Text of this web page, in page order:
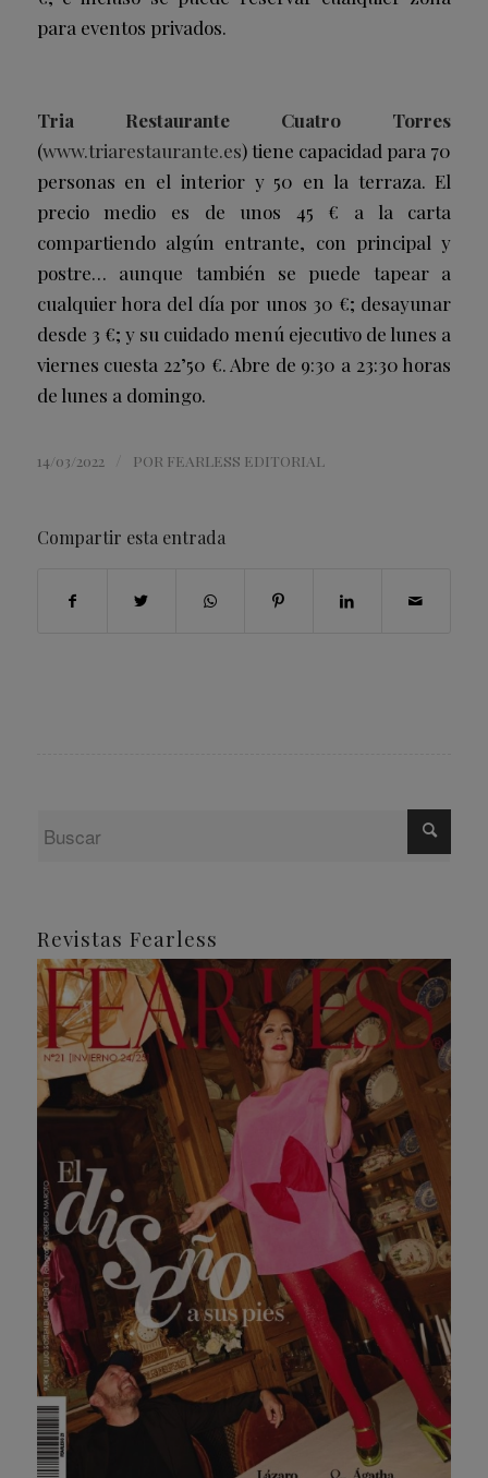
para eventos privados.
Tria Restaurante Cuatro Torres
(www.triarestaurante.es) tiene capacidad para 70
personas en el interior y 50 en la terraza. El
precio medio es de unos 45 € a la carta
compartiendo algún entrante, con principal y
postre… aunque también se puede tapear a
cualquier hora del día por unos 30 €; desayunar
desde 3 €; y su cuidado menú ejecutivo de lunes a
viernes cuesta 22’50 €. Abre de 9:30 a 23:30 horas
de lunes a domingo.
14/03/2022 POR FEARLESS EDITORIAL
Compartir esta entrada
Revistas Fearless